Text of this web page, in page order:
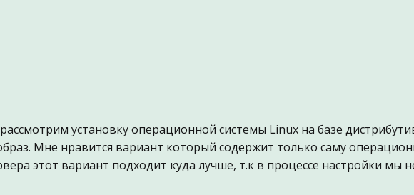
установку операционной системы Linux на базе
Мне нравится вариант который содержит только саму
этот вариант подходит куда лучше, т.к в процессе настройки мы